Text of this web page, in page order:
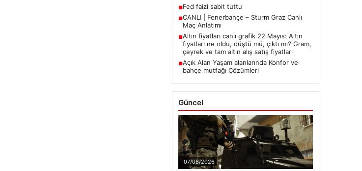
■Fed faizi sabit tuttu
■CANLI | Fenerbahçe – Sturm Graz Canlı
Maç Anlatımı
■Altın fiyatları canlı grafik 22 Mayıs: Altın
fiyatları ne oldu, düştü mü, çıktı mı? Gram,
çeyrek ve tam altın alış satış fiyatları
■Açık Alan Yaşam alanlarında Konfor ve
bahçe mutfağı Çözümleri
Güncel
07/08/2026